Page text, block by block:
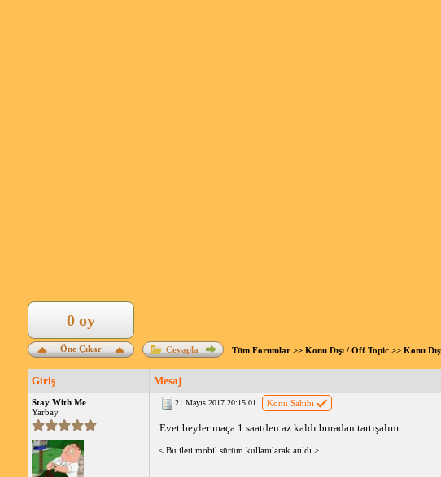
Öne Çıkar
0 oy
Cevapla Tüm Forumlar>> Konu Dışı / Off Topic>> Konu
Giriş Mesaj
Stay With Me
Yarbay
21 Mayıs 2017 20:15:01 Konu Sahibi
Evet beyler maça 1 saatden az kaldı buradan tartışalım.
< Bu ileti mobil sürüm kullanılarak atıldı >